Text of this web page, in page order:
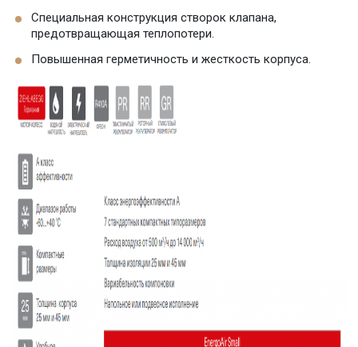
Специальная конструкция створок клапана,
предотвращающая теплопотери.
Повышенная герметичность и жесткость корпуса.